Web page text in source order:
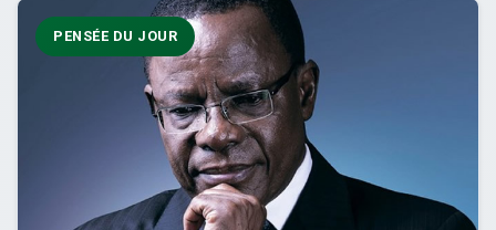
PENSÉE DU JOUR